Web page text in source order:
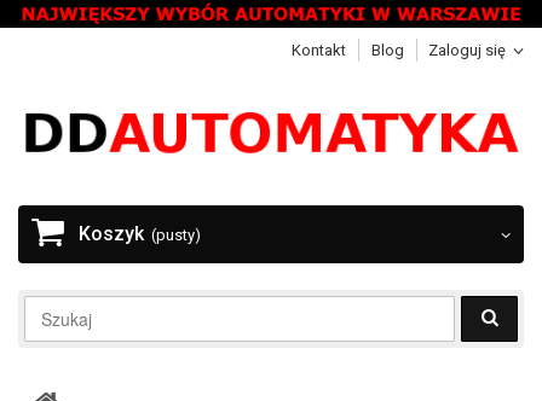
Zaloguj się
Kontakt Blog
Koszyk (pusty)